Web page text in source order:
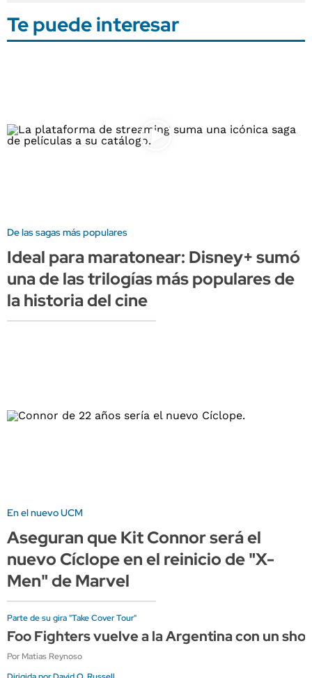
Te puede interesar
De las sagas más populares
Ideal para maratonear: Disney+ sumó
una de las trilogías más populares de
la historia del cine
En el nuevo UCM
Aseguran que Kit Connor será el
nuevo Cíclope en el reinicio de "X-
Men" de Marvel
Parte de su gira "Take Cover Tour"
Foo Fighters vuelve a la Argentina con un
Por Matias Reynoso